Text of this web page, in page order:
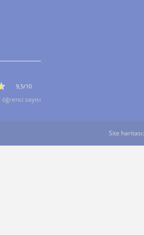
9,5/10
öğrenci sayısı
Site haritası: